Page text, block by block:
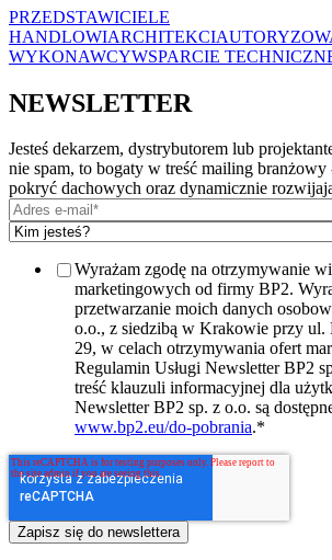
PRZEDSTAWICIELE
HANDLOWIARCHITEKCI
WYKONAWCYWSPARCIE
NEWSLETTER
Jesteś dekarzem, dystrybutorem lub
nie spam, to bogaty w treść mailing branżowy
pokryć dachowych oraz dynamicznie
Wyrażam zgodę na otrzymywanie
marketingowych od firmy BP2.
przetwarzanie moich danych
o.o., z siedzibą w Krakowie przy
29, w celach otrzymywania ofert
Regulamin Usługi Newsletter BP2
treść klauzuli informacyjnej dla
Newsletter BP2 sp. z o.o. są
www.bp2.eu/do-pobrania.*